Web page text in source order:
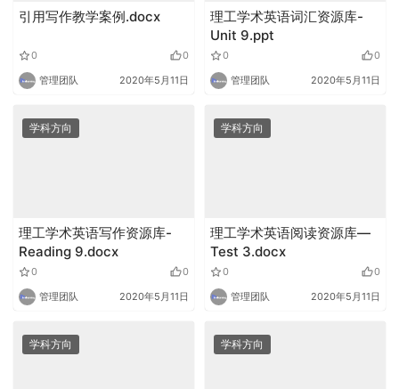
引用写作教学案例.docx
0 0
管理团队 2020年5月11日
理工学术英语词汇资源库-
Unit 9.ppt
0 0
管理团队 2020年5月11日
学科方向
理工学术英语写作资源库-
Reading 9.docx
0 0
管理团队 2020年5月11日
学科方向
理工学术英语阅读资源库—
Test 3.docx
0 0
管理团队 2020年5月11日
学科方向 学科方向